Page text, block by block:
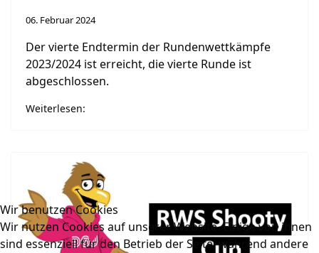
06. Februar 2024
Der vierte Endtermin der Rundenwettkämpfe
2023/2024 ist erreicht, die vierte Runde ist
abgeschlossen.
Weiterlesen:
Wir benutzen Cookies
Wir nutzen Cookies auf unserer Website. Einige von ihnen
sind essenziell für den Betrieb der Seite, während andere